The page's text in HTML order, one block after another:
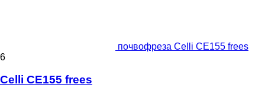
почвофреза Celli CE155 frees
6
Celli CE155 frees